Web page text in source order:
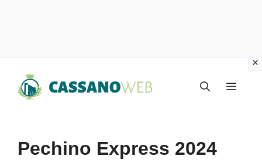
Menu
Pechino Express 2024